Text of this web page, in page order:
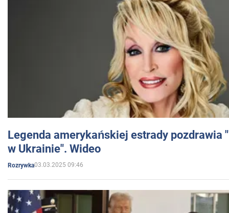
Legenda amerykańskiej estrady pozdrawia
w Ukrainie". Wideo
Rozrywka03.03.2025 09:46